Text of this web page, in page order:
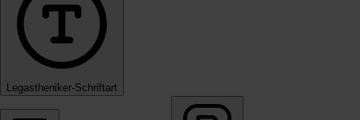
Legastheniker-Schriftart